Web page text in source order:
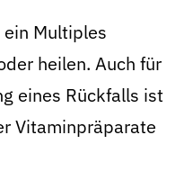
Multiples
heilen. Auch für
eines Rückfalls ist
Vitaminpräparate